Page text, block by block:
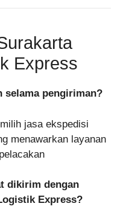
Express
selama pengiriman?
jasa ekspedisi
menawarkan layanan
dikirim dengan
Express?